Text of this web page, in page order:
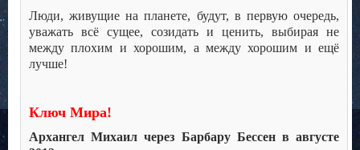
Люди, живущие на планете, будут, в первую очередь,
уважать всё сущее, созидать и ценить, выбирая не
между плохим и хорошим, а между хорошим и ещё
лучше!
Ключ Мира!
Архангел Михаил через Барбару Бессен в августе